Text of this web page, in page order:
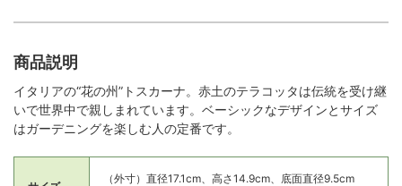
商品説明
イタリアの“花の州”トスカーナ。赤土のテラコッタは伝統を受け継
いで世界中で親しまれています。ベーシックなデザインとサイズ
はガーデニングを楽しむ人の定番です。
（外寸）直径17.1cm、高さ14.9cm、底面直径9.5cm